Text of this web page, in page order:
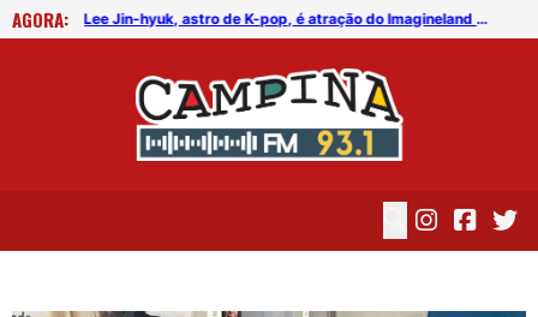
AGORA:
FICG trará Diogo Nogueira, Othon Bastos, Kell Smith e Antônio Nóbrega Lee Jin-hyuk, astro de K-pop, é atração do Imagineland On The Road 2026